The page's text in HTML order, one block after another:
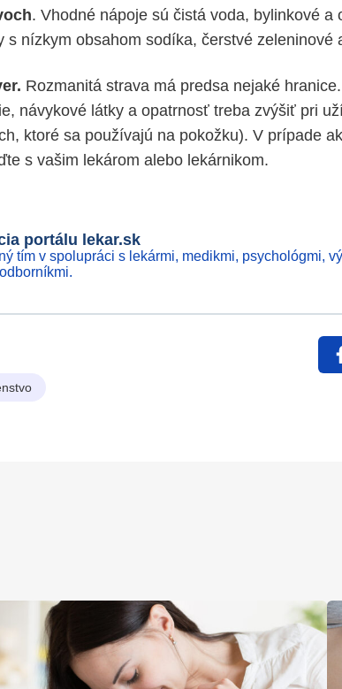
. Vhodné nápoje sú čistá voda, bylinkové a
s nízkym obsahom sodíka, čerstvé zeleninové
Rozmanitá strava má predsa nejaké
návykové látky a opatrnosť treba zvýšiť pri
ktoré sa používajú na pokožku). V prípade
s vašim lekárom alebo lekárnikom.
portálu lekar.sk
tím v spolupráci s lekármi, medikmi, psychológmi,